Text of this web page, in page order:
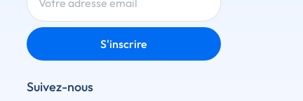
S'inscrire
Suivez-nous